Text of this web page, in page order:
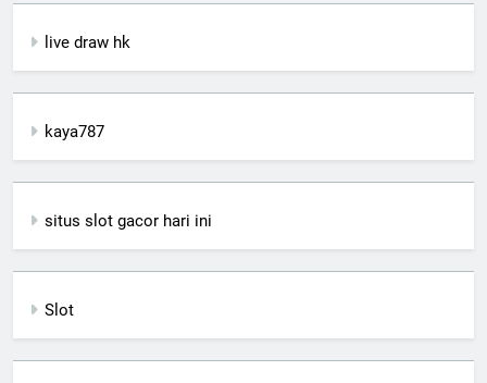
live draw hk
kaya787
situs slot gacor hari ini
Slot